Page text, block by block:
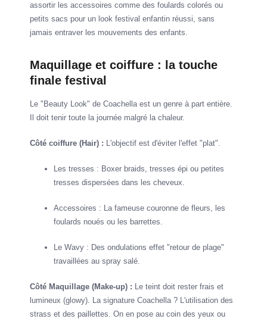
assortir les accessoires comme des foulards colorés ou
petits sacs pour un look festival enfantin réussi, sans
jamais entraver les mouvements des enfants.
Maquillage et coiffure : la touche
finale festival
Le "Beauty Look" de Coachella est un genre à part entière.
Il doit tenir toute la journée malgré la chaleur.
Côté coiffure (Hair) : L'objectif est d'éviter l'effet "plat".
Les tresses : Boxer braids, tresses épi ou petites
tresses dispersées dans les cheveux.
Accessoires : La fameuse couronne de fleurs, les
foulards noués ou les barrettes.
Le Wavy : Des ondulations effet "retour de plage"
travaillées au spray salé.
Côté Maquillage (Make-up) : Le teint doit rester frais et
lumineux (glowy). La signature Coachella ? L'utilisation des
strass et des paillettes. On en pose au coin des yeux ou